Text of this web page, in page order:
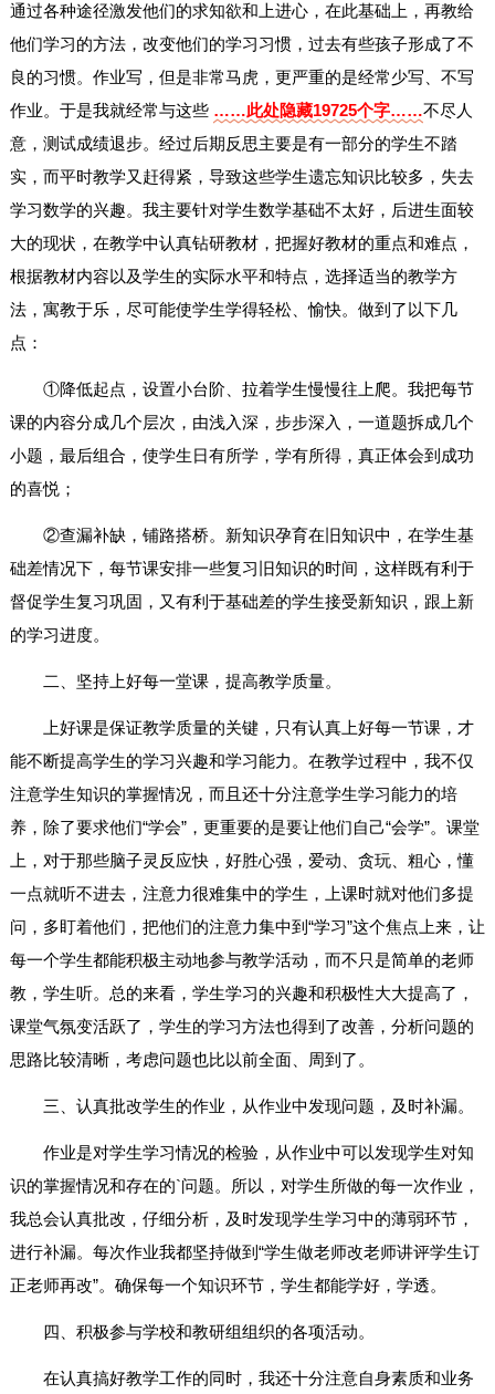
通过各种途径激发他们的求知欲和上进心，在此基础上，再教给
他们学习的方法，改变他们的学习习惯，过去有些孩子形成了不
良的习惯。作业写，但是非常马虎，更严重的是经常少写、不写
作业。于是我就经常与这些 ……此处隐藏19725个字……不尽人
意，测试成绩退步。经过后期反思主要是有一部分的学生不踏
实，而平时教学又赶得紧，导致这些学生遗忘知识比较多，失去
学习数学的兴趣。我主要针对学生数学基础不太好，后进生面较
大的现状，在教学中认真钻研教材，把握好教材的重点和难点，
根据教材内容以及学生的实际水平和特点，选择适当的教学方
法，寓教于乐，尽可能使学生学得轻松、愉快。做到了以下几
点：
①降低起点，设置小台阶、拉着学生慢慢往上爬。我把每节
课的内容分成几个层次，由浅入深，步步深入，一道题拆成几个
小题，最后组合，使学生日有所学，学有所得，真正体会到成功
的喜悦；
②查漏补缺，铺路搭桥。新知识孕育在旧知识中，在学生基
础差情况下，每节课安排一些复习旧知识的时间，这样既有利于
督促学生复习巩固，又有利于基础差的学生接受新知识，跟上新
的学习进度。
二、坚持上好每一堂课，提高教学质量。
上好课是保证教学质量的关键，只有认真上好每一节课，才
能不断提高学生的学习兴趣和学习能力。在教学过程中，我不仅
注意学生知识的掌握情况，而且还十分注意学生学习能力的培
养，除了要求他们“学会”，更重要的是要让他们自己“会学”。课堂
上，对于那些脑子灵反应快，好胜心强，爱动、贪玩、粗心，懂
一点就听不进去，注意力很难集中的学生，上课时就对他们多提
问，多盯着他们，把他们的注意力集中到“学习”这个焦点上来，让
每一个学生都能积极主动地参与教学活动，而不只是简单的老师
教，学生听。总的来看，学生学习的兴趣和积极性大大提高了，
课堂气氛变活跃了，学生的学习方法也得到了改善，分析问题的
思路比较清晰，考虑问题也比以前全面、周到了。
三、认真批改学生的作业，从作业中发现问题，及时补漏。
作业是对学生学习情况的检验，从作业中可以发现学生对知
识的掌握情况和存在的`问题。所以，对学生所做的每一次作业，
我总会认真批改，仔细分析，及时发现学生学习中的薄弱环节，
进行补漏。每次作业我都坚持做到“学生做老师改老师讲评学生订
正老师再改”。确保每一个知识环节，学生都能学好，学透。
四、积极参与学校和教研组组织的各项活动。
在认真搞好教学工作的同时，我还十分注意自身素质和业务